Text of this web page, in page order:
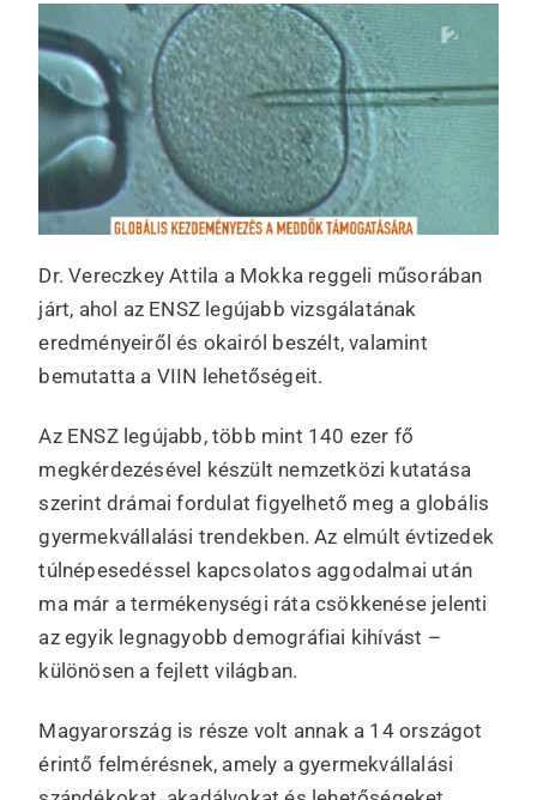
Dr. Vereczkey Attila a Mokka reggeli műsorában
járt, ahol az ENSZ legújabb vizsgálatának
eredményeiről és okairól beszélt, valamint
bemutatta a VIIN lehetőségeit.
Az ENSZ legújabb, több mint 140 ezer fő
megkérdezésével készült nemzetközi kutatása
szerint drámai fordulat figyelhető meg a globális
gyermekvállalási trendekben. Az elmúlt évtizedek
túlnépesedéssel kapcsolatos aggodalmai után
ma már a termékenységi ráta csökkenése jelenti
az egyik legnagyobb demográfiai kihívást –
különösen a fejlett világban.
Magyarország is része volt annak a 14 országot
érintő felmérésnek, amely a gyermekvállalási